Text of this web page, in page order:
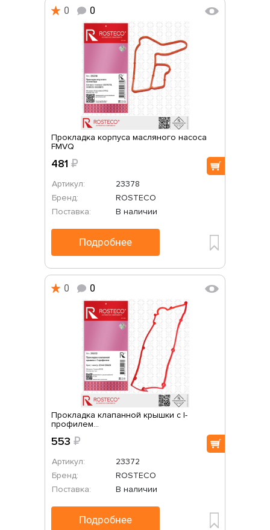
0 0
Прокладка корпуса масляного насоса
FMVQ
481 ₽
Артикул:
23378
Бренд:
ROSTECO
Поставка:
В наличии
Подробнее
0 0
Прокладка клапанной крышки с I-
профилем...
553 ₽
Артикул:
23372
Бренд:
ROSTECO
Поставка:
В наличии
Подробнее